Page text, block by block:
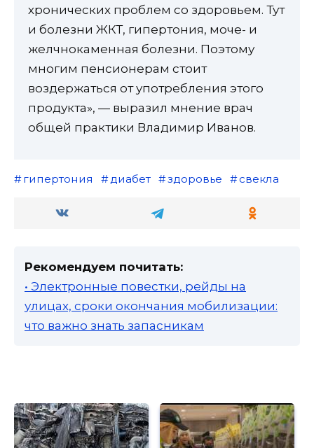
хронических проблем со здоровьем. Тут
и болезни ЖКТ, гипертония, моче- и
желчнокаменная болезни. Поэтому
многим пенсионерам стоит
воздержаться от употребления этого
продукта», — выразил мнение врач
общей практики Владимир Иванов.
гипертония диабет здоровье свекла
Рекомендуем почитать:
• Электронные повестки, рейды на
улицах, сроки окончания мобилизации:
что важно знать запасникам